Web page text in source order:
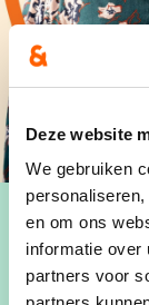
Deze website
We gebruiken
en om ons
informatie over
partners voor